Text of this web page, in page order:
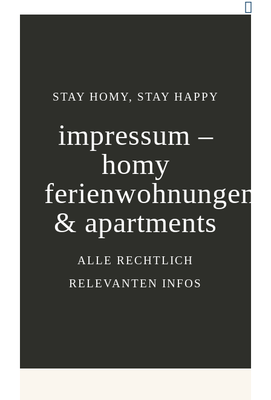
STAY HOMY, STAY HAPPY
impressum –
homy
ferienwohnungen
& apartments
ALLE RECHTLICH
RELEVANTEN INFOS